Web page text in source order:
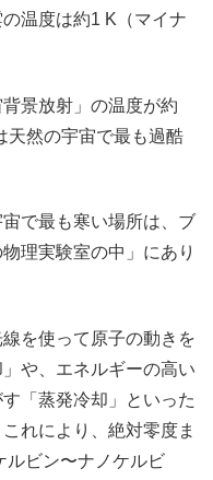
温度は約1 K（マイナ
景放射」の温度が約
天然の宇宙で最も過酷
で最も寒い場所は、ブ
理実験室の中」にあり
を使って原子の動きを
や、エネルギーの高い
「蒸発冷却」といった
れにより、絶対零度ま
ルビン〜ナノケルビ